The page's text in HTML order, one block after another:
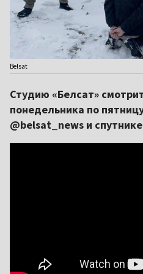
Belsat
Студию «Белсат»
понедельника по
@belsat_news и